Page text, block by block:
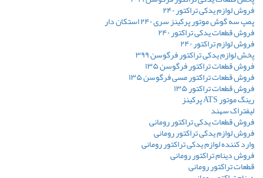
فروش لوازم یدکی تراکتور ۲۴۰
پمپ سه گوش موتور پرکینز سری ۲۴۰ استکان دار
فروش قطعات یدکی تراکتور ۲۴۰
فروش لوازم تراکتور ۲۴۰
پخش لوازم یدکی تراکتور فرگوسن ۳۹۹
فروش قطعات تراکتور فرگوسن ۱۳۵
فروش قطعات تراکتور مسی فرگوسن ۱۳۵
فروش قطعات تراکتور ۱۳۵
رینگ موتور ATS پرکینز
لیفتراک سهند
فروش قطعات یدکی تراکتور رومانی
فروش لوازم یدکی تراکتور رومانی
وارد کننده لوازم یدکی تراکتور رومانی
فروش دینام تراکتور رومانی
قطعات تراکتور رومانی